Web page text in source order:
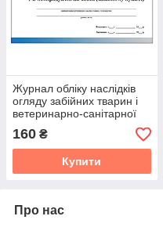
Журнал обліку наслідків
огляду забійних тварин і
ветеринарно-санітарної
експертизи м’яса і
м’ясопродуктів
160 ₴
Купити
Про нас